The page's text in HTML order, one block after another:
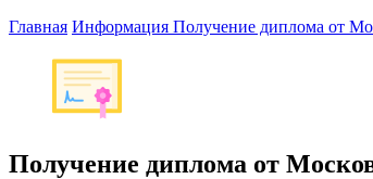
Главная Информация Получение диплома от
Получение диплома от